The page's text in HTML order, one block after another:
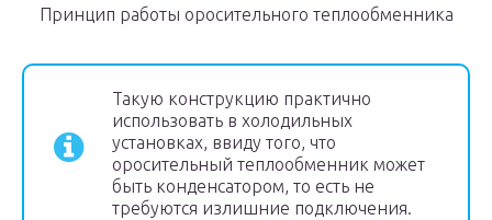
Принцип работы оросительного теплообменника
Такую конструкцию практично
использовать в холодильных
установках, ввиду того, что
оросительный теплообменник может
быть конденсатором, то есть не
требуются излишние подключения.